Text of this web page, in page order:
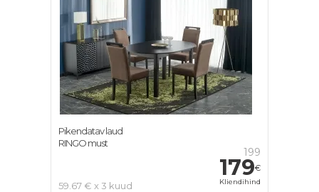
199
179€
Kliendihind
59.67 € x 3 kuud
Pikendatav laud
RINGO must